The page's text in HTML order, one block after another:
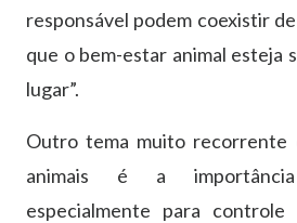
responsável podem coexistir
que o bem-estar animal esteja
lugar”.
Outro tema muito recorrente
animais é a
especialmente para controle